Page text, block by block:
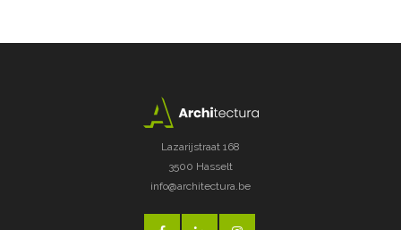
Lazarijstraat 168
3500 Hasselt
info@architectura.be